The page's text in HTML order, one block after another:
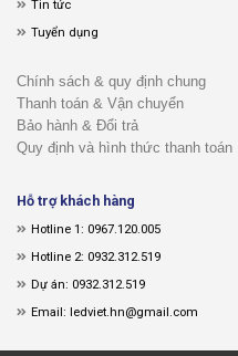
Tin tức
Tuyển dụng
Chính sách & quy định chung
Thanh toán & Vận chuyển
Bảo hành & Đổi trả
Quy định và hình thức thanh toán
Hỗ trợ khách hàng
Hotline 1: 0967.120.005
Hotline 2: 0932.312.519
Dự án: 0932.312.519
Email: ledviet.hn@gmail.com